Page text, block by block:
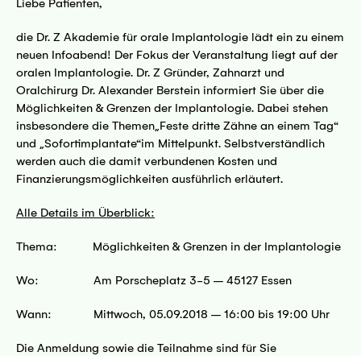
Liebe Patienten,
die Dr. Z Akademie für orale Implantologie lädt ein zu einem
neuen Infoabend! Der Fokus der Veranstaltung liegt auf der
oralen Implantologie. Dr. Z Gründer, Zahnarzt und
Oralchirurg Dr. Alexander Berstein informiert Sie über die
Möglichkeiten & Grenzen der Implantologie. Dabei stehen
insbesondere die Themen„Feste dritte Zähne an einem Tag“
und „Sofortimplantate“im Mittelpunkt. Selbstverständlich
werden auch die damit verbundenen Kosten und
Finanzierungsmöglichkeiten ausführlich erläutert.
Alle Details im Überblick:
Thema: Möglichkeiten & Grenzen in der Implantologie
Wo: Am Porscheplatz 3-5 – 45127 Essen
Wann: Mittwoch, 05.09.2018 – 16:00 bis 19:00 Uhr
Die Anmeldung sowie die Teilnahme sind für Sie